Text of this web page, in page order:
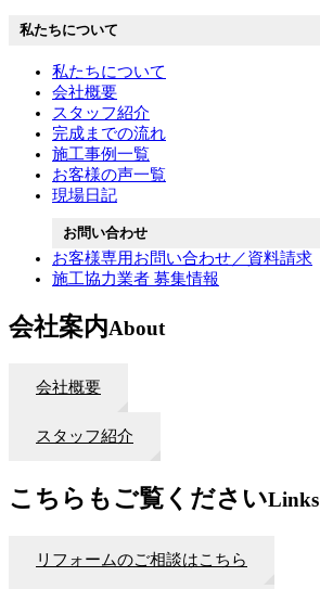
私たちについて
私たちについて
会社概要
スタッフ紹介
完成までの流れ
施工事例一覧
お客様の声一覧
現場日記
お問い合わせ
お客様専用お問い合わせ／資料請求
施工協力業者 募集情報
会社案内About
会社概要
スタッフ紹介
こちらもご覧くださいLinks
リフォームのご相談はこちら